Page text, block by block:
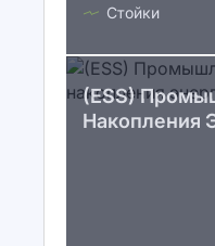
Стойки
(ESS)
Накопления